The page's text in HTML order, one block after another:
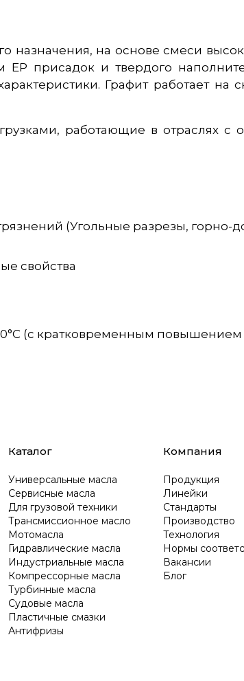
назначения, на основе смеси
присадок и твердого
Графит работает
работающие в отраслях с
(Угольные разрезы,
свойства
(с кратковременным повышением
Каталог
Универсальные масла
Сервисные масла
Для грузовой техники
Трансмиссионное масло
Мотомасла
Гидравлические масла
Индустриальные масла
Компрессорные масла
Турбинные масла
Судовые масла
Пластичные смазки
Антифризы
Компания
Продукция
Линейки
Стандарты
Производство
Технология
Нормы
Вакансии
Блог